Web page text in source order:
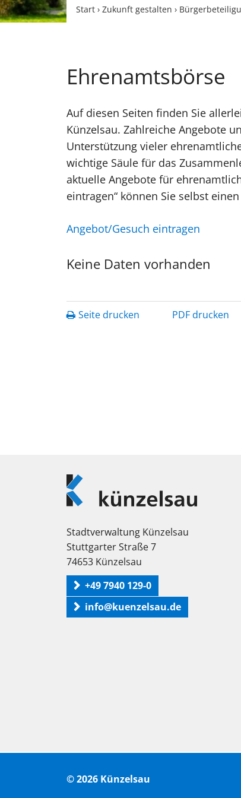
Start › Zukunft gestalten ›
Ehrenamtsbörse
Auf diesen Seiten finden Sie
Künzelsau. Zahlreiche Angebote
Unterstützung vieler
wichtige Säule für das
aktuelle Angebote für
eintragen“ können Sie selbst
Angebot/Gesuch eintragen
Keine Daten vorhanden
Seite drucken PDF drucken
Logo
Künzelsau
Stadtverwaltung Künzelsau
Stuttgarter Straße 7
74653 Künzelsau
+49 7940 129-0
info@kuenzelsau.de
© 2026 Künzelsau